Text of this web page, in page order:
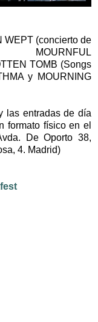
WEPT (concierto de
MOURNFUL
TOMB (Songs
y MOURNING
las entradas de día
formato físico en el
De Oporto 38,
4. Madrid)